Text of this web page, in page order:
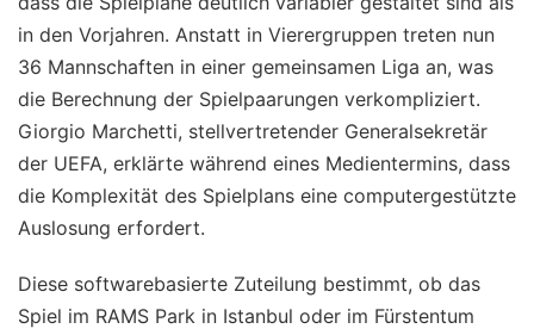
in den Vorjahren. Anstatt in Vierergruppen treten nun
36 Mannschaften in einer gemeinsamen Liga an, was
die Berechnung der Spielpaarungen verkompliziert.
Giorgio Marchetti, stellvertretender Generalsekretär
der UEFA, erklärte während eines Medientermins, dass
die Komplexität des Spielplans eine computergestützte
Auslosung erfordert.
Diese softwarebasierte Zuteilung bestimmt, ob das
Spiel im RAMS Park in Istanbul oder im Fürstentum